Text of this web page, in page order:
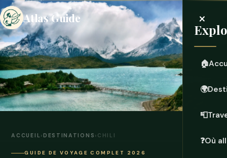
Atlas Guide ×
🏠
🌍
📮
❓Où
ACCUEIL›DESTINATIONS › CHILI
GUIDE DE VOYAGE COMPLET 2026